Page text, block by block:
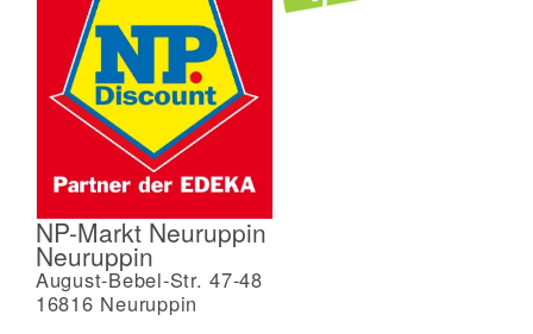
NP-Markt Neuruppin
Neuruppin
August-Bebel-Str. 47-48
16816 Neuruppin